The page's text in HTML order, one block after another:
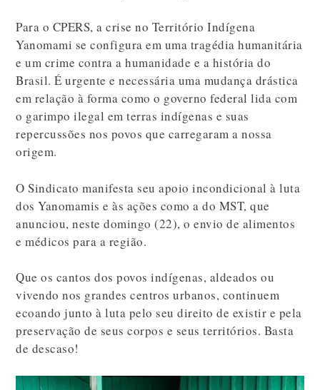
Para o CPERS, a crise no Território Indígena
Yanomami se configura em uma tragédia humanitária
e um crime contra a humanidade e a história do
Brasil. É urgente e necessária uma mudança drástica
em relação à forma como o governo federal lida com
o garimpo ilegal em terras indígenas e suas
repercussões nos povos que carregaram a nossa
origem.
O Sindicato manifesta seu apoio incondicional à luta
dos Yanomamis e às ações como a do MST, que
anunciou, neste domingo (22), o envio de alimentos
e médicos para a região.
Que os cantos dos povos indígenas, aldeados ou
vivendo nos grandes centros urbanos, continuem
ecoando junto à luta pelo seu direito de existir e pela
preservação de seus corpos e seus territórios. Basta
de descaso!